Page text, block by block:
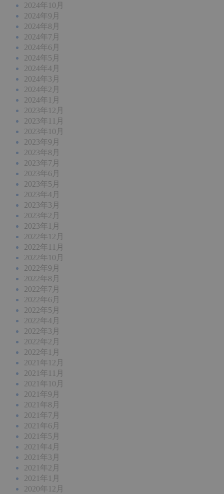
2024年10月
2024年9月
2024年8月
2024年7月
2024年6月
2024年5月
2024年4月
2024年3月
2024年2月
2024年1月
2023年12月
2023年11月
2023年10月
2023年9月
2023年8月
2023年7月
2023年6月
2023年5月
2023年4月
2023年3月
2023年2月
2023年1月
2022年12月
2022年11月
2022年10月
2022年9月
2022年8月
2022年7月
2022年6月
2022年5月
2022年4月
2022年3月
2022年2月
2022年1月
2021年12月
2021年11月
2021年10月
2021年9月
2021年8月
2021年7月
2021年6月
2021年5月
2021年4月
2021年3月
2021年2月
2021年1月
2020年12月